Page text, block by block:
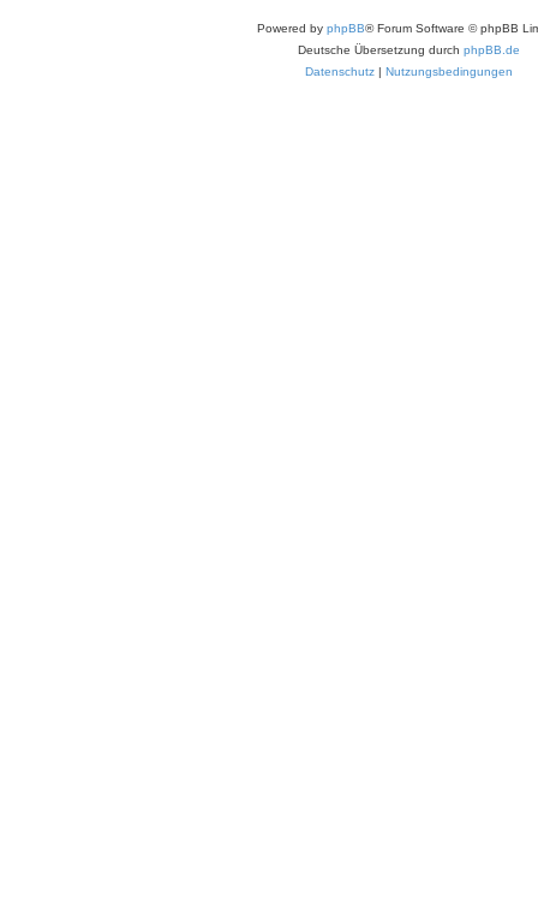
Powered by phpBB® Forum Software © phpBB
Deutsche Übersetzung durch phpBB.de
Datenschutz | Nutzungsbedingungen